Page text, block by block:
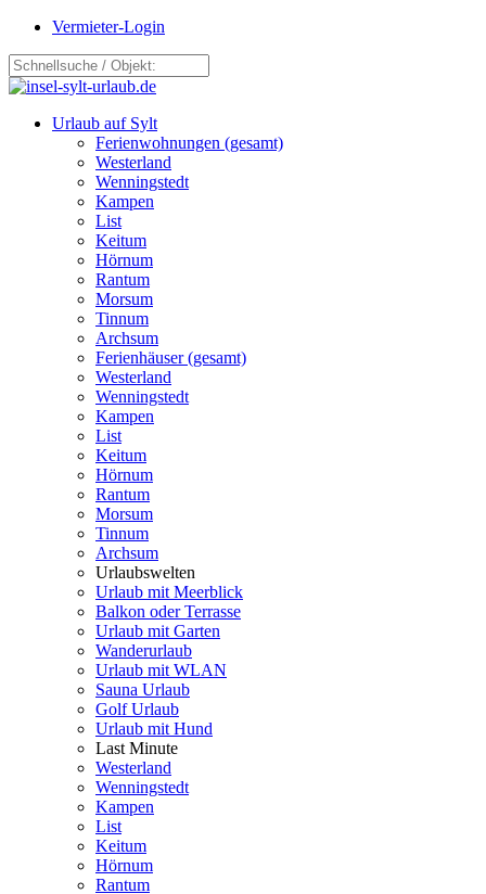
Vermieter-Login
Urlaub auf Sylt
Ferienwohnungen (gesamt)
Westerland
Wenningstedt
Kampen
List
Keitum
Hörnum
Rantum
Morsum
Tinnum
Archsum
Ferienhäuser (gesamt)
Westerland
Wenningstedt
Kampen
List
Keitum
Hörnum
Rantum
Morsum
Tinnum
Archsum
Urlaubswelten
Urlaub mit Meerblick
Balkon oder Terrasse
Urlaub mit Garten
Wanderurlaub
Urlaub mit WLAN
Sauna Urlaub
Golf Urlaub
Urlaub mit Hund
Last Minute
Westerland
Wenningstedt
Kampen
List
Keitum
Hörnum
Rantum